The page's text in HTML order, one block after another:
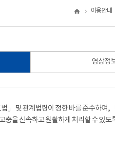
이용안내
영상정
및 관계법령이 정한 바를 준수하여,
충을 신속하고 원활하게 처리할 수 있